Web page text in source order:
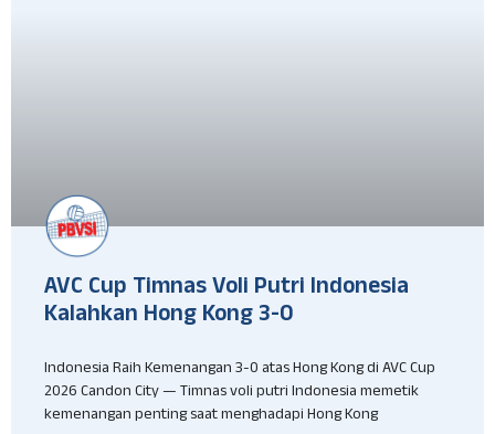
AVC Cup Timnas Voli Putri Indonesia
Kalahkan Hong Kong 3-0
Indonesia Raih Kemenangan 3-0 atas Hong Kong di AVC Cup
2026 Candon City — Timnas voli putri Indonesia memetik
kemenangan penting saat menghadapi Hong Kong